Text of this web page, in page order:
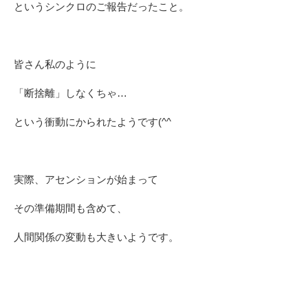
というシンクロのご報告だったこと。
皆さん私のように
「断捨離」しなくちゃ…
という衝動にかられたようです(^^ゞ
実際、アセンションが始まって
その準備期間も含めて、
人間関係の変動も大きいようです。